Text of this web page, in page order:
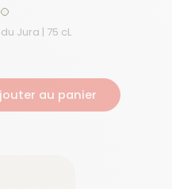
Blanc
Côtes du Jura | 75 cL
au panier